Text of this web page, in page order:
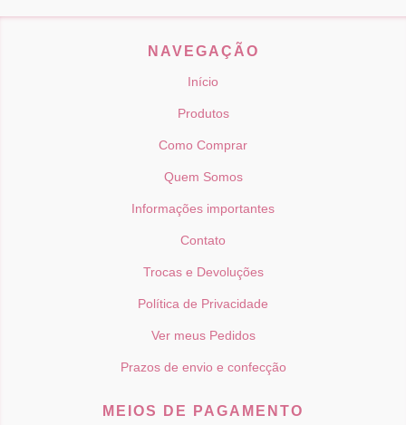
NAVEGAÇÃO
Início
Produtos
Como Comprar
Quem Somos
Informações importantes
Contato
Trocas e Devoluções
Política de Privacidade
Ver meus Pedidos
Prazos de envio e confecção
MEIOS DE PAGAMENTO